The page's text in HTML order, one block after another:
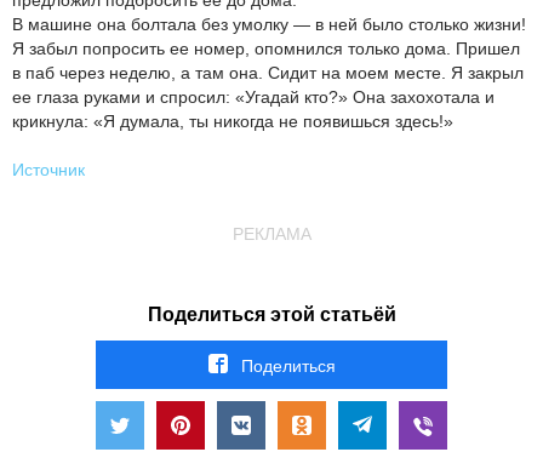
В машине она болтала без умолку — в ней было столько жизни!
Я забыл попросить ее номер, опомнился только дома. Пришел
в паб через неделю, а там она. Сидит на моем месте. Я закрыл
ее глаза руками и спросил: «Угадай кто?» Она захохотала и
крикнула: «Я думала, ты никогда не появишься здесь!»
Источник
РЕКЛАМА
Поделиться этой статьёй
Поделиться